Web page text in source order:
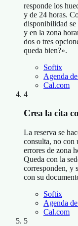
responde los
y de 24 horas.
disponibilidad se
y en la zona
dos o tres
queda bien?».
Softix
Agenda
Cal.com
4
Crea la cita
La reserva se
consulta, no con
errores de zona
Queda con la
corresponden, y
con su
Softix
Agenda
Cal.com
5